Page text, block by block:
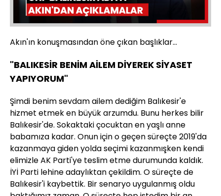
Sesi
Aç
Oynatma
Hızı
Akın'ın konuşmasından öne çıkan başlıklar...
"BALIKESİR BENİM AİLEM DİYEREK SİYASET
YAPIYORUM"
Şimdi benim sevdam ailem dediğim Balıkesir'e
hizmet etmek en büyük arzumdu. Bunu herkes bilir
Balıkesir'de. Sokaktaki çocuktan en yaşlı anne
babamıza kadar. Onun için o geçen süreçte 2019'da
kazanmaya giden yolda seçimi kazanmışken kendi
elimizle AK Parti'ye teslim etme durumunda kaldık.
İYİ Parti lehine adaylıktan çekildim. O süreçte de
Balıkesir'i kaybettik. Bir senaryo uygulanmış oldu